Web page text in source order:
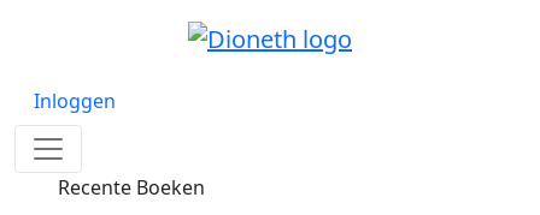
Inloggen
Recente Boeken